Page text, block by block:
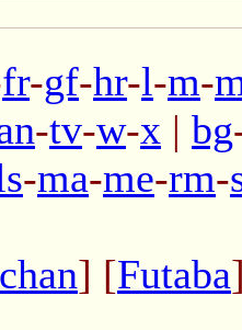
fr-gf-hr-l-m-
-tv-w-x | bg
-ma-me-rm-
] [Futaba